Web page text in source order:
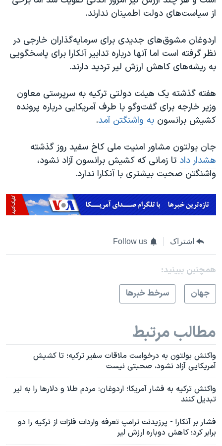
از سیاست‌های دولت اطمینان ندارند.
اردوغان مشوق‌های جدیدی برای سرمایه‌گذاران خارجی در
نظر گرفته است اما آنها درباره تدابیر آنکارا برای پاسخگویی
به ریشه‌های کاهش ارزش لیر تردید دارند.
هفته گذشته یک هیئت دولتی ترکیه به سرپرستی معاون
وزیر خارجه برای گفت‌وگو با طرف آمریکایی درباره پرونده
کشیش برانسون به واشنگتن آمد.
جان بولتون مشاور امنیت ملی کاخ سفید روز گذشته
هشدار داد تا زمانی که کشیش برانسون آزاد نشود،
واشنگتن صحبت بیشتری با آنکارا ندارد.
اشتراک Follow us
همچنبن ببینید:
جهان
سرخط خبرها
مطالب مرتبط
واکنش بولتون به درخواست ملاقات سفیر ترکیه؛ تا کشیش
آمریکایی آزاد نشود، صحبتی نیست
واکنش ترکیه به فشار آمریکا؛ اردوغان: مردم طلا و دلارها را به لیر
تبدیل کنند
فشار بر آنکارا - پرزیدنت ترامپ تعرفه واردات فلزات از ترکیه را دو
برابر کرد؛ کاهش دوباره ارزش لیر